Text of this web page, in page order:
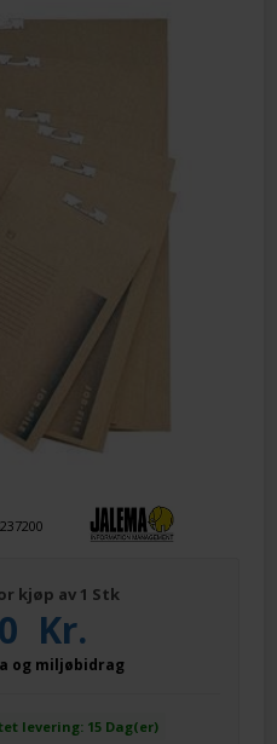
kjøp av 1 Stk
Kr.
og miljøbidrag
levering: 15 Dag(er)